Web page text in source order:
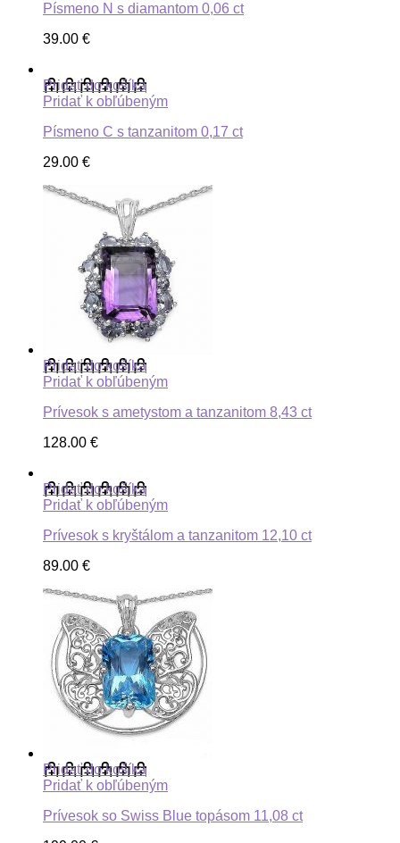
Písmeno N s diamantom 0,06 ct
39.00 €
Pridať do košíka
Pridať k obľúbeným
Písmeno C s tanzanitom 0,17 ct
29.00 €
Pridať do košíka
Pridať k obľúbeným
Prívesok s ametystom a tanzanitom 8,43 ct
128.00 €
Pridať do košíka
Pridať k obľúbeným
Prívesok s kryštálom a tanzanitom 12,10 ct
89.00 €
Pridať do košíka
Pridať k obľúbeným
Prívesok so Swiss Blue topásom 11,08 ct